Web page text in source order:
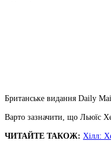
Британське видання Daily
Варто зазначити, що Льюїс
ЧИТАЙТЕ ТАКОЖ: Хілл: